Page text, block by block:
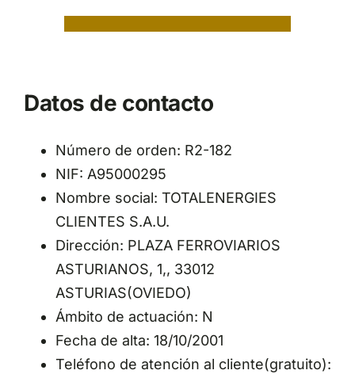
Datos de contacto
Número de orden: R2-182
NIF: A95000295
Nombre social: TOTALENERGIES
CLIENTES S.A.U.
Dirección: PLAZA FERROVIARIOS
ASTURIANOS, 1,, 33012
ASTURIAS(OVIEDO)
Ámbito de actuación: N
Fecha de alta: 18/10/2001
Teléfono de atención al cliente(gratuito):